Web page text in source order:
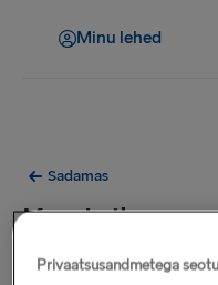
Minu lehed
Sadamas
Kas teil on
Privaatsusandmetega